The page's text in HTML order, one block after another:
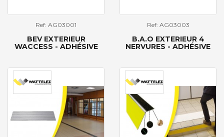
Ref: AG03001
BEV EXTERIEUR
WACCESS - ADHÉSIVE
Ref: AG03003
B.A.O EXTERIEUR 4
NERVURES - ADHÉSIVE